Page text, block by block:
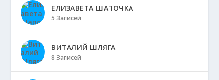
ЕЛИЗАВЕТА ШАПОЧКА
5 Записей
ВИТАЛИЙ ШЛЯГА
8 Записей